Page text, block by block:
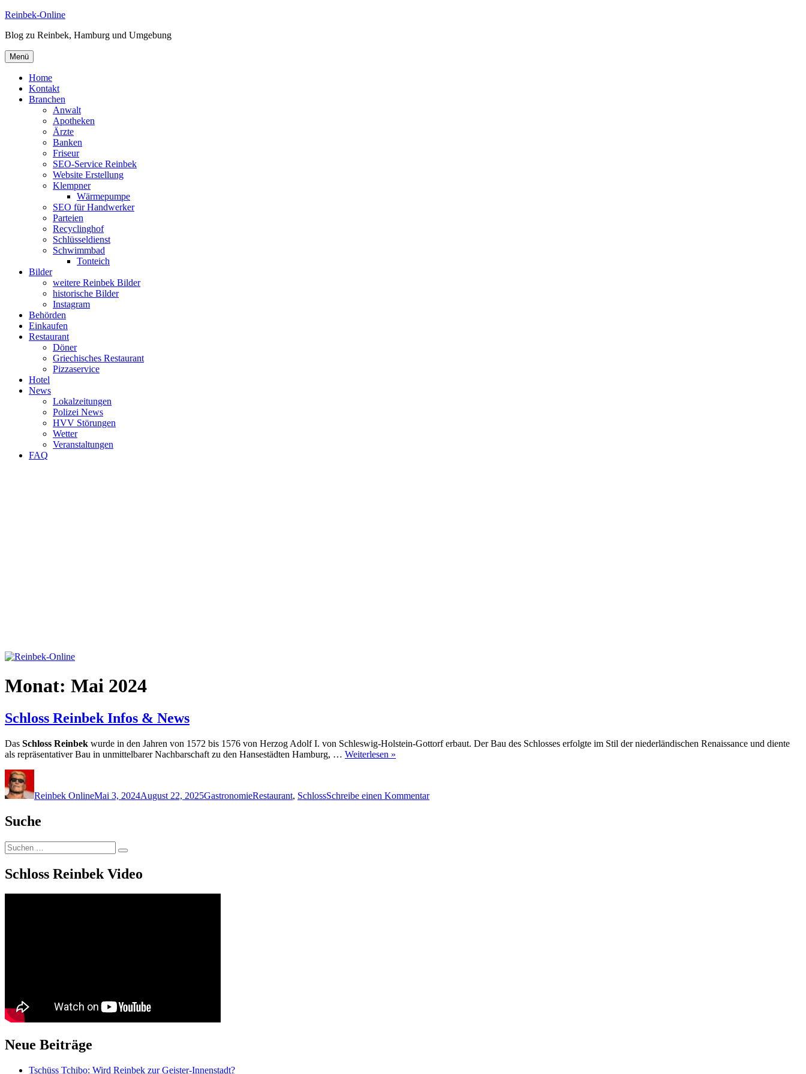
Zum
springen
Reinbek-Online
Blog zu Reinbek, Hamburg und Umgebung
Menü
Home
Kontakt
Branchen
Anwalt
Apotheken
Ärzte
Banken
Friseur
SEO-Service Reinbek
Website Erstellung
Klempner
Wärmepumpe
SEO für Handwerker
Parteien
Recyclinghof
Schlüsseldienst
Schwimmbad
Tonteich
Bilder
weitere Reinbek Bilder
historische Bilder
Instagram
Behörden
Einkaufen
Restaurant
Döner
Griechisches Restaurant
Pizzaservice
Hotel
News
Lokalzeitungen
Polizei News
HVV Störungen
Wetter
Veranstaltungen
FAQ
Monat: Mai 2024
Schloss Reinbek Infos & News
Das Schloss Reinbek wurde in den Jahren von 1572 bis 1576 von Herzog Adolf I. von Schleswig-Holstein-Gottorf erbaut. Der Bau des Schlosses erfolgte im Stil der niederländischen Renaissance und diente
als repräsentativer Bau in unmittelbarer Nachbarschaft zu den Hansestädten Hamburg, … Weiterlesen »
Reinbek OnlineMai 3, 2024August 22, 2025GastronomieRestaurant, SchlossSchreibe einen KommentarReinbek
Suche
Suchen
nach:
Suchen
Schloss Reinbek Video
Neue Beiträge
Tschüss Tchibo: Wird Reinbek zur Geister-Innenstadt?